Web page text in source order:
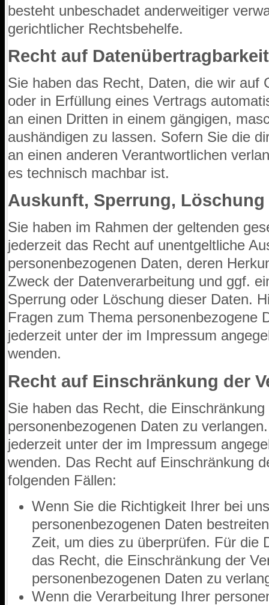
besteht unbeschadet anderweitiger
gerichtlicher Rechtsbehelfe.
Recht auf Datenübertragbarkeit
Sie haben das Recht, Daten, die wir auf
oder in Erfüllung eines Vertrags
an einen Dritten in einem gängigen,
aushändigen zu lassen. Sofern Sie die
an einen anderen Verantwortlichen
es technisch machbar ist.
Auskunft, Sperrung,
Sie haben im Rahmen der geltenden
jederzeit das Recht auf unentgeltliche
personenbezogenen Daten, deren
Zweck der Datenverarbeitung und ggf.
Sperrung oder Löschung dieser Daten.
Fragen zum Thema personenbezogene
jederzeit unter der im Impressum
wenden.
Recht auf Einschränkung der
Sie haben das Recht, die
personenbezogenen Daten zu
jederzeit unter der im Impressum
wenden. Das Recht auf Einschränkung
folgenden Fällen:
Wenn Sie die Richtigkeit Ihrer bei
personenbezogenen Daten
Zeit, um dies zu überprüfen. Für die
das Recht, die Einschränkung der
personenbezogenen Daten zu
Wenn die Verarbeitung Ihrer